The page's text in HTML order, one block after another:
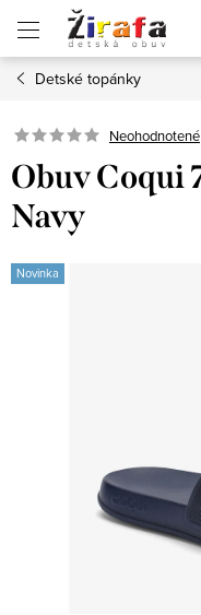
obsah
Detské topánky
Neohodnotené
Obuv Coqui
Navy
Novinka